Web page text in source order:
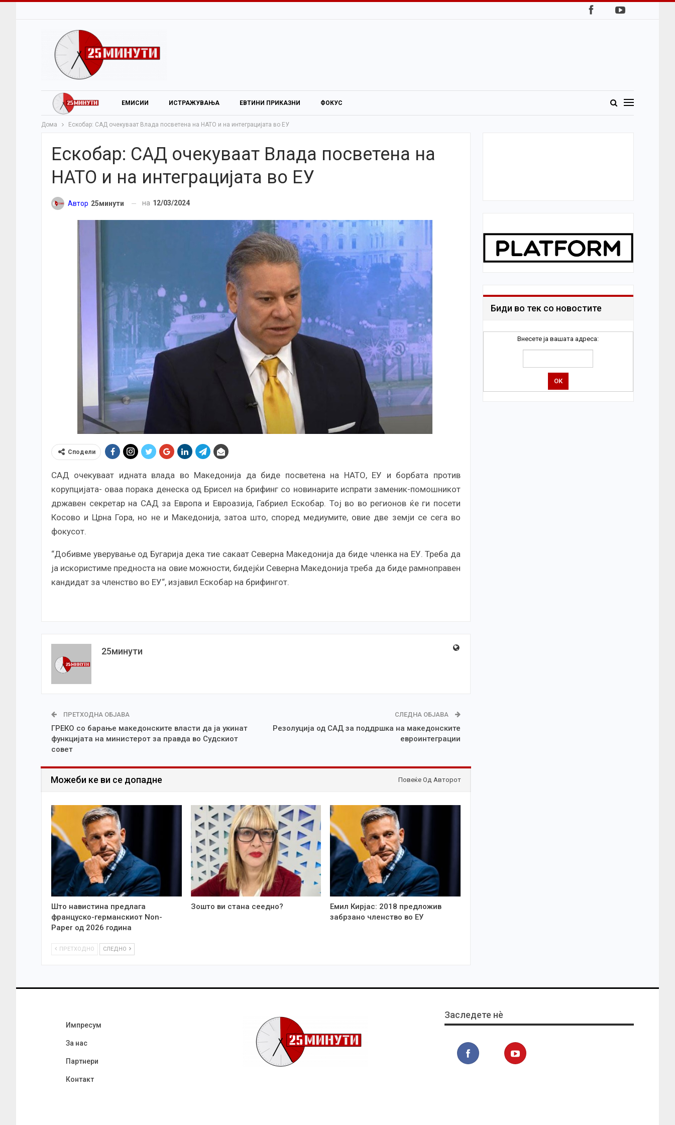
ЕМИСИИ ИСТРАЖУВАЊА ЕВТИНИ ПРИКАЗНИ ФОКУС
Дома Ескобар: САД очекуваат Влада посветена на НАТО и на интеграцијата во ЕУ
Ескобар: САД очекуваат Влада посветена на
НАТО и на интеграцијата во ЕУ
Автор 25минути на 12/03/2024
Сподели
САД очекуваат идната влада во Македонија да биде посветена на НАТО, ЕУ и борбата против
корупцијата- оваа порака денеска од Брисел на брифинг со новинарите испрати заменик-помошникот
државен секретар на САД за Европа и Евроазија, Габриел Ескобар. Тој во во регионов ќе ги посети
Косово и Црна Гора, но не и Македонија, затоа што, според медиумите, овие две земји се сега во
фокусот.
“Добивме уверување од Бугарија дека тие сакаат Северна Македонија да биде членка на ЕУ. Треба да
ја искористиме предноста на овие можности, бидејќи Северна Македонија треба да биде рамноправен
кандидат за членство во ЕУ“, изјавил Ескобар на брифингот.
25минути
ПРЕТХОДНА ОБЈАВА
ГРЕКО со барање македонските власти да ја укинат
функцијата на министерот за правда во Судскиот
совет
СЛЕДНА ОБЈАВА
Резолуција од САД за поддршка на македонските
евроинтеграции
Можеби ке ви се допадне Повеќе Од Авторот
Што навистина предлага
француско-германскиот Non-
Paper од 2026 година
Зошто ви стана сеедно?
Емил Кирјас: 2018 предложив
забрзано членство во ЕУ
ПРЕТХОДНО СЛЕДНО
Биди во тек со новостите
Внесете ја вашата адреса:
Импресум
За нас
Партнери
Контакт
Заследете нѐ